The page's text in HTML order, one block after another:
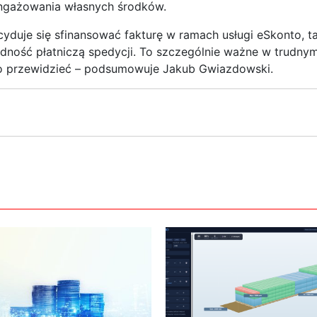
własnych środków.
się sfinansować fakturę w ramach usługi eSkonto,
płatniczą spedycji. To szczególnie ważne w
– podsumowuje Jakub Gwiazdowski.